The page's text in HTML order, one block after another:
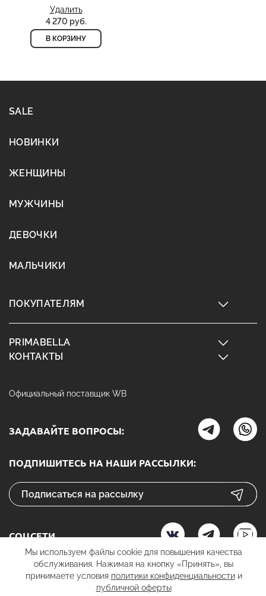
Удалить
4 270 руб.
В КОРЗИНУ
SALE
НОВИНКИ
ЖЕНЩИНЫ
МУЖЧИНЫ
ДЕВОЧКИ
МАЛЬЧИКИ
ПОКУПАТЕЛЯМ
PRIMABELLA
КОНТАКТЫ
Официальный поставщик WB
ЗАДАВАЙТЕ ВОПРОСЫ:
ПОДПИШИТЕСЬ НА НАШИ РАССЫЛКИ:
СОЦСЕТИ
Мы используем файлы cookie для повышения качества
обслуживания. Нажимая на кнопку «Принять», вы
принимаете условия политики конфиденциальностии
публичной оферты